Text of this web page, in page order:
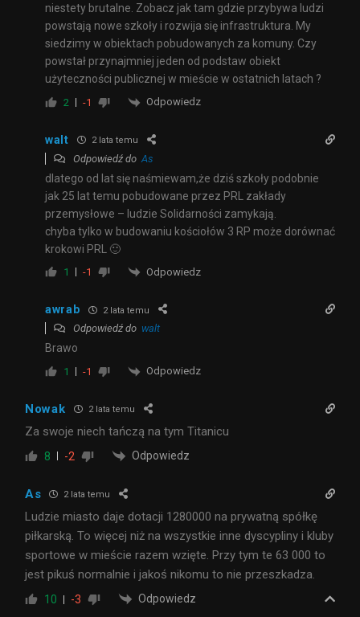
niestety brutalne. Zobacz jak tam gdzie przybywa ludzi
powstają nowe szkoły i rozwija się infrastruktura. My
siedzimy w obiektach pobudowanych za komuny. Czy
powstał przynajmniej jeden od podstaw obiekt
użyteczności publicznej w mieście w ostatnich latach ?
2 -1 Odpowiedz
walt 2 lata temu
Odpowiedź do As
dlatego od lat się naśmiewam,że dziś szkoły podobnie
jak 25 lat temu pobudowane przez PRL zakłady
przemysłowe – ludzie Solidarności zamykają.
chyba tylko w budowaniu kościołów 3 RP może dorównać
krokowi PRL 🙂
1 -1 Odpowiedz
awrab 2 lata temu
Odpowiedź do walt
Brawo
1 -1 Odpowiedz
Nowak 2 lata temu
Za swoje niech tańczą na tym Titanicu
8 -2 Odpowiedz
As 2 lata temu
Ludzie miasto daje dotacji 1280000 na prywatną spółkę
piłkarską. To więcej niż na wszystkie inne dyscypliny i kluby
sportowe w mieście razem wzięte. Przy tym te 63 000 to
jest pikuś normalnie i jakoś nikomu to nie przeszkadza.
10 -3 Odpowiedz